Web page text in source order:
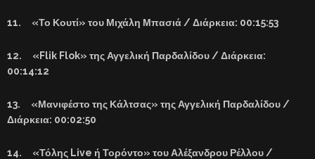
11. «Το Κουτί» του Μιχάλη Μπασιά / Διάρκεια: 00:15:53
12. «Flik Flok» της Αγγελική Παρδαλίδου / Διάρκεια:
00:14:12
13. «Μανιφέστο της Κάλτσας» της Αγγελική Παρδαλίδου /
Διάρκεια: 00:02:50
14. «Τόλης Live ή Τορόντο» του Αλέξανδρου Ρέλλου /